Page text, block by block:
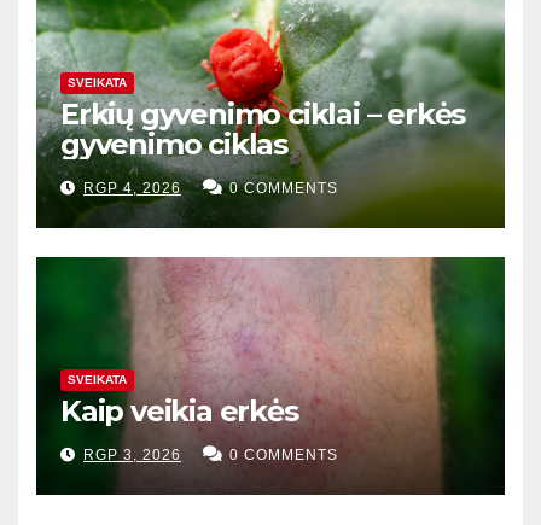
SVEIKATA
Erkių gyvenimo ciklai – erkės
gyvenimo ciklas
RGP 4, 2026 0 COMMENTS
SVEIKATA
Kaip veikia erkės
RGP 3, 2026 0 COMMENTS